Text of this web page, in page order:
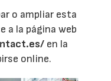
o ampliar esta
a la página web
en la
online.